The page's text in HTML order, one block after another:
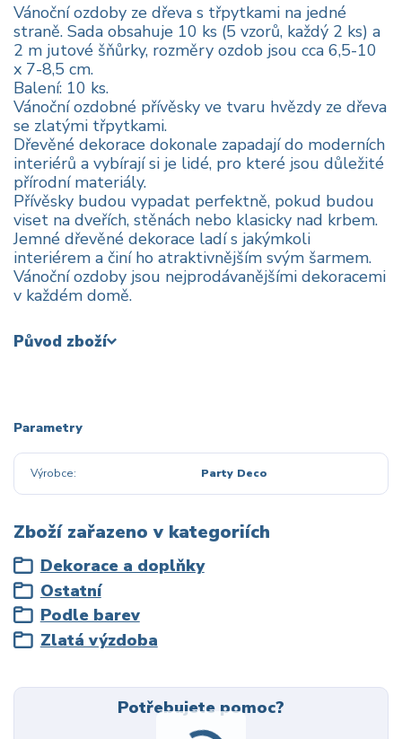
Vánoční ozdoby ze dřeva s třpytkami na jedné
straně. Sada obsahuje 10 ks (5 vzorů, každý 2 ks) a
2 m jutové šňůrky, rozměry ozdob jsou cca 6,5-10
x 7-8,5 cm.
Balení: 10 ks.
Vánoční ozdobné přívěsky ve tvaru hvězdy ze dřeva
se zlatými třpytkami.
Dřevěné dekorace dokonale zapadají do moderních
interiérů a vybírají si je lidé, pro které jsou důležité
přírodní materiály.
Přívěsky budou vypadat perfektně, pokud budou
viset na dveřích, stěnách nebo klasicky nad krbem.
Jemné dřevěné dekorace ladí s jakýmkoli
interiérem a činí ho atraktivnějším svým šarmem.
Vánoční ozdoby jsou nejprodávanějšími dekoracemi
v každém domě.
Původ zboží
Parametry
Výrobce Party Deco
Zboží zařazeno v kategoriích
Dekorace a doplňky
Ostatní
Podle barev
Zlatá výzdoba
Potřebujete pomoc?